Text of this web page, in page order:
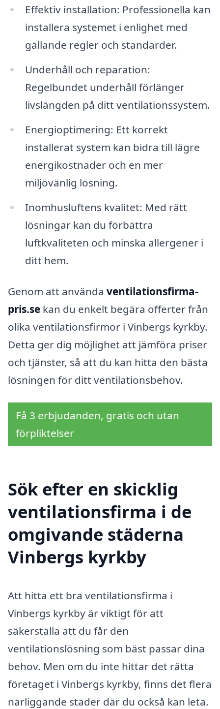
Effektiv installation: Professionella kan
installera systemet i enlighet med
gällande regler och standarder.
Underhåll och reparation:
Regelbundet underhåll förlänger
livslängden på ditt ventilationssystem.
Energioptimering: Ett korrekt
installerat system kan bidra till lägre
energikostnader och en mer
miljövänlig lösning.
Inomhusluftens kvalitet: Med rätt
lösningar kan du förbättra
luftkvaliteten och minska allergener i
ditt hem.
Genom att använda ventilationsfirma-
pris.se kan du enkelt begära offerter från
olika ventilationsfirmor i Vinbergs kyrkby.
Detta ger dig möjlighet att jämföra priser
och tjänster, så att du kan hitta den bästa
lösningen för ditt ventilationsbehov.
Få 3 erbjudanden, gratis och utan
förpliktelser
Sök efter en skicklig
ventilationsfirma i de
omgivande städerna
Vinbergs kyrkby
Att hitta ett bra ventilationsfirma i
Vinbergs kyrkby är viktigt för att
säkerställa att du får den
ventilationslösning som bäst passar dina
behov. Men om du inte hittar det rätta
företaget i Vinbergs kyrkby, finns det flera
närliggande städer där du också kan leta.